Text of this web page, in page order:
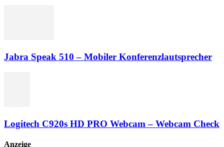
Jabra Speak 510 – Mobiler Konferenzlautsprecher
Logitech C920s HD PRO Webcam – Webcam Check
Anzeige